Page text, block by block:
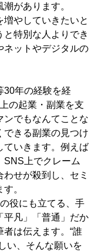
があります。
やしていきたいと
特別な人よりでき
ネットやデジタルの
30年の経験を経
の起業・副業を支
ンでもなんてことな
できる副業の見つけ
ていきます。例えば
SNS上でクレーム
せが殺到し、セミ
。
役にも立てる、手
平凡」「普通」だか
は伝えます。“誰
い、そんな願いを